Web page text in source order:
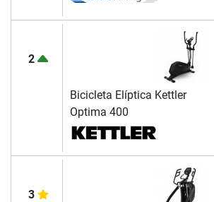
2
Bicicleta Elíptica Kettler
Optima 400
3